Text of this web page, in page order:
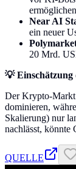
Near AI
ein neuer
20 Mrd.
💡
Der Krypto-Markt
dominieren,
Skalierung) nur
nachlässt, könnte
QUELLE